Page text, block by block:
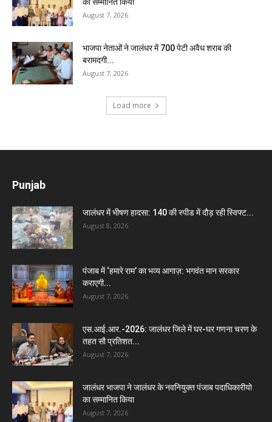
August 7, 2026
भाजपा नेताओं ने जालंधर में 700 पेटी अवैध शराब की
बरामदगी...
August 7, 2026
Load more
Punjab
जालंधर में भीषण हादसा: 140 की स्पीड में दौड़ रही स्विफ्ट...
August 8, 2026
पंजाब में ‘हमारे राम’ का भव्य आगाज़: भगवंत मान सरकार
कराएगी...
August 7, 2026
एस.आई.आर.-2026: जालंधर जिले में घर-घर गणना चरण के
तहत सौ प्रतिशत...
August 7, 2026
जालंधर भाजपा ने जालंधर के नवनियुक्त पंजाब पदाधिकारीयो
का सम्मानित किया
August 7, 2026